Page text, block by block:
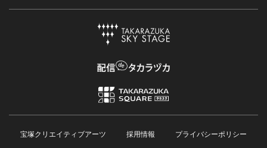
宝塚クリエイティブアーツ 採用情報 プライバシーポリシー